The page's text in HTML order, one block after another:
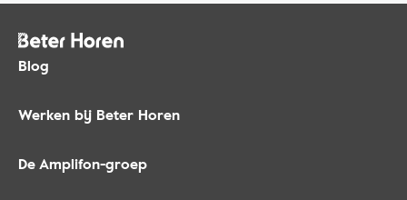
Blog
Werken bij Beter Horen
De Amplifon-groep